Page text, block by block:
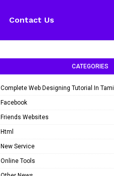
Contact Us
CATEGORIES
Complete Web Designing Tutorial In Tamil
Facebook
Friends Websites
Html
New Service
Online Tools